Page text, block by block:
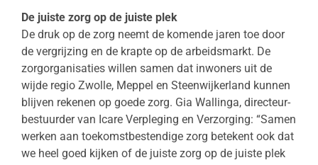
De juiste zorg op de juiste plek
De druk op de zorg neemt de komende jaren toe door
de vergrijzing en de krapte op de arbeidsmarkt. De
zorgorganisaties willen samen dat inwoners uit de
wijde regio Zwolle, Meppel en Steenwijkerland kunnen
blijven rekenen op goede zorg. Gia Wallinga, directeur-
bestuurder van Icare Verpleging en Verzorging: “Samen
werken aan toekomstbestendige zorg betekent ook dat
we heel goed kijken of de juiste zorg op de juiste plek